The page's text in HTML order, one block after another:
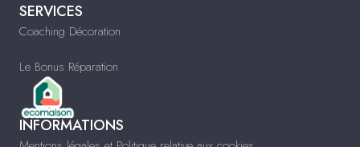
SERVICES
Coaching Décoration
Le Bonus Réparation
INFORMATIONS